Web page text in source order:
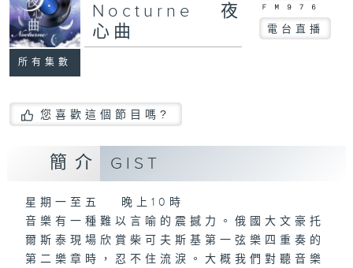
所有集數
Nocturne 夜
心曲
電台直播
您喜歡這個節目嗎?
簡介 GIST
星期一至五 晚上10時
音樂有一種難以言喻的震撼力。俄國大文豪托
爾斯泰現場欣賞柴可夫斯基第一弦樂四重奏的
第二樂章時，忍不住流淚。大概我們對聽音樂